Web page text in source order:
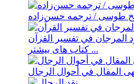
طوسی / ترجمه حسن‌زاده
المرجان في تفسیر القرآن
کتاب های بیشتر ...
المقال في أحوال الرجال